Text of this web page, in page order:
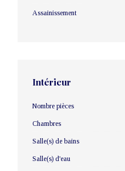
Assainissement
Intérieur
Nombre pièces
Chambres
Salle(s) de bains
Salle(s) d'eau